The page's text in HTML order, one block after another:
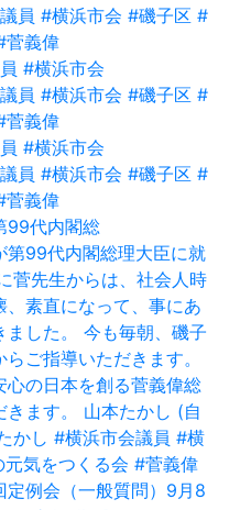
#横浜市会
#横浜市会
99代内閣総